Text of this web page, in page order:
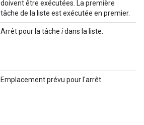
doivent être exécutées. La première
tâche de la liste est exécutée en premier.
Arrêt pour la tâche idans la liste.
Emplacement prévu pour l'arrêt.